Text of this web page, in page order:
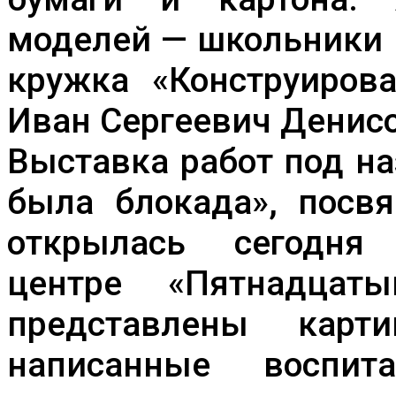
моделей — школьники
кружка
Иван Сергеевич
Выставка работ под
была блокада»,
открылась
центре
представлены
написанные